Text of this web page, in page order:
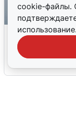
cookie-файлы.
Ракетная
области: